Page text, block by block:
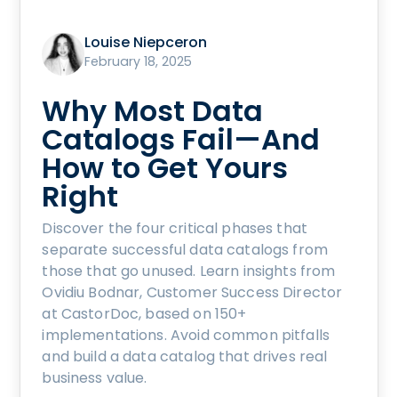
Louise Niepceron
February 18, 2025
Why Most Data
Catalogs Fail—And
How to Get Yours
Right
Discover the four critical phases that
separate successful data catalogs from
those that go unused. Learn insights from
Ovidiu Bodnar, Customer Success Director
at CastorDoc, based on 150+
implementations. Avoid common pitfalls
and build a data catalog that drives real
business value.